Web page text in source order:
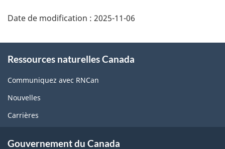
Date de modification : 2025-11-06
this
site
Ressources naturelles Canada
Communiquez avec RNCan
Nouvelles
Carrières
Gouvernement du Canada